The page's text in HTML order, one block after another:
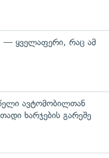
— ყველაფერი, რაც ამ
ავტომობილთან
ხარჯების გარეშე